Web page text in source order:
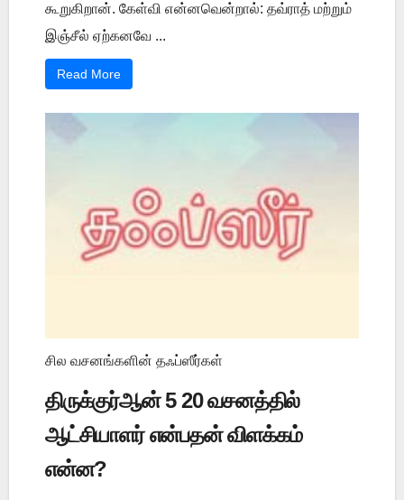
கூறுகிறான். கேள்வி என்னவென்றால்: தவ்ராத் மற்றும்
இஞ்சீல் ஏற்கனவே ...
Read More
சில வசனங்களின் தஃப்ஸீர்கள்
திருக்குர்ஆன் 5 20 வசனத்தில்
ஆட்சியாளர் என்பதன் விளக்கம்
என்ன?